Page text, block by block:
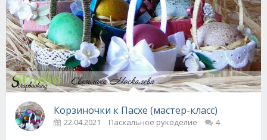
Корзиночки к Пасхе (мастер-класс)
22.04.2021 Пасхальное рукоделие 4